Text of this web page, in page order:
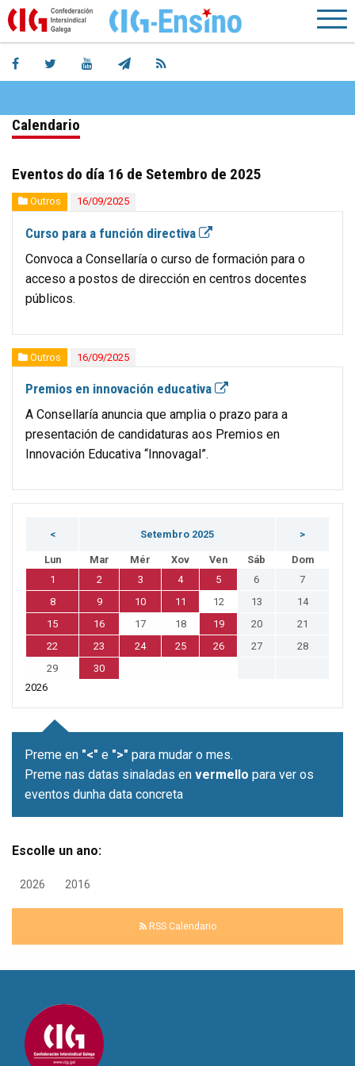
Calendario
Eventos do día 16 de Setembro de 2025
Outros 16/09/2025
Curso para a función directiva
Convoca a Consellaría o curso de formación para o
acceso a postos de dirección en centros docentes
públicos.
Outros 16/09/2025
Premios en innovación educativa
A Consellaría anuncia que amplia o prazo para a
presentación de candidaturas aos Premios en
Innovación Educativa “Innovagal”.
< Setembro 2025 >
Lun Mar Mér Xov Ven Sáb
Dom
1
2 3 4 5 6
7
8
9 10 11 12 13
14
15
16 17 18 19 20
21
22
23 24 25 26 27
28
29
30
2026
Preme en "<" e ">" para mudar o mes.
Preme nas datas sinaladas en vermello para ver os
eventos dunha data concreta
Escolle un ano:
2026 2016
RSS Calendario